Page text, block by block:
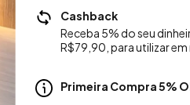
Cashback
Receba 5% do seu
R$79,90, para utilizar
Primeira Compra 5%